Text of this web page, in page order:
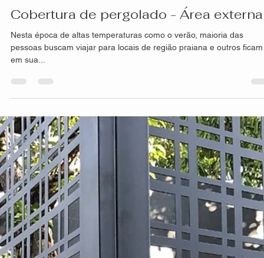
hsprecisao
Cobertura de pergolado - Área externa
Nesta época de altas temperaturas como o verão, maioria das
pessoas buscam viajar para locais de região praiana e outros ficam
em sua...